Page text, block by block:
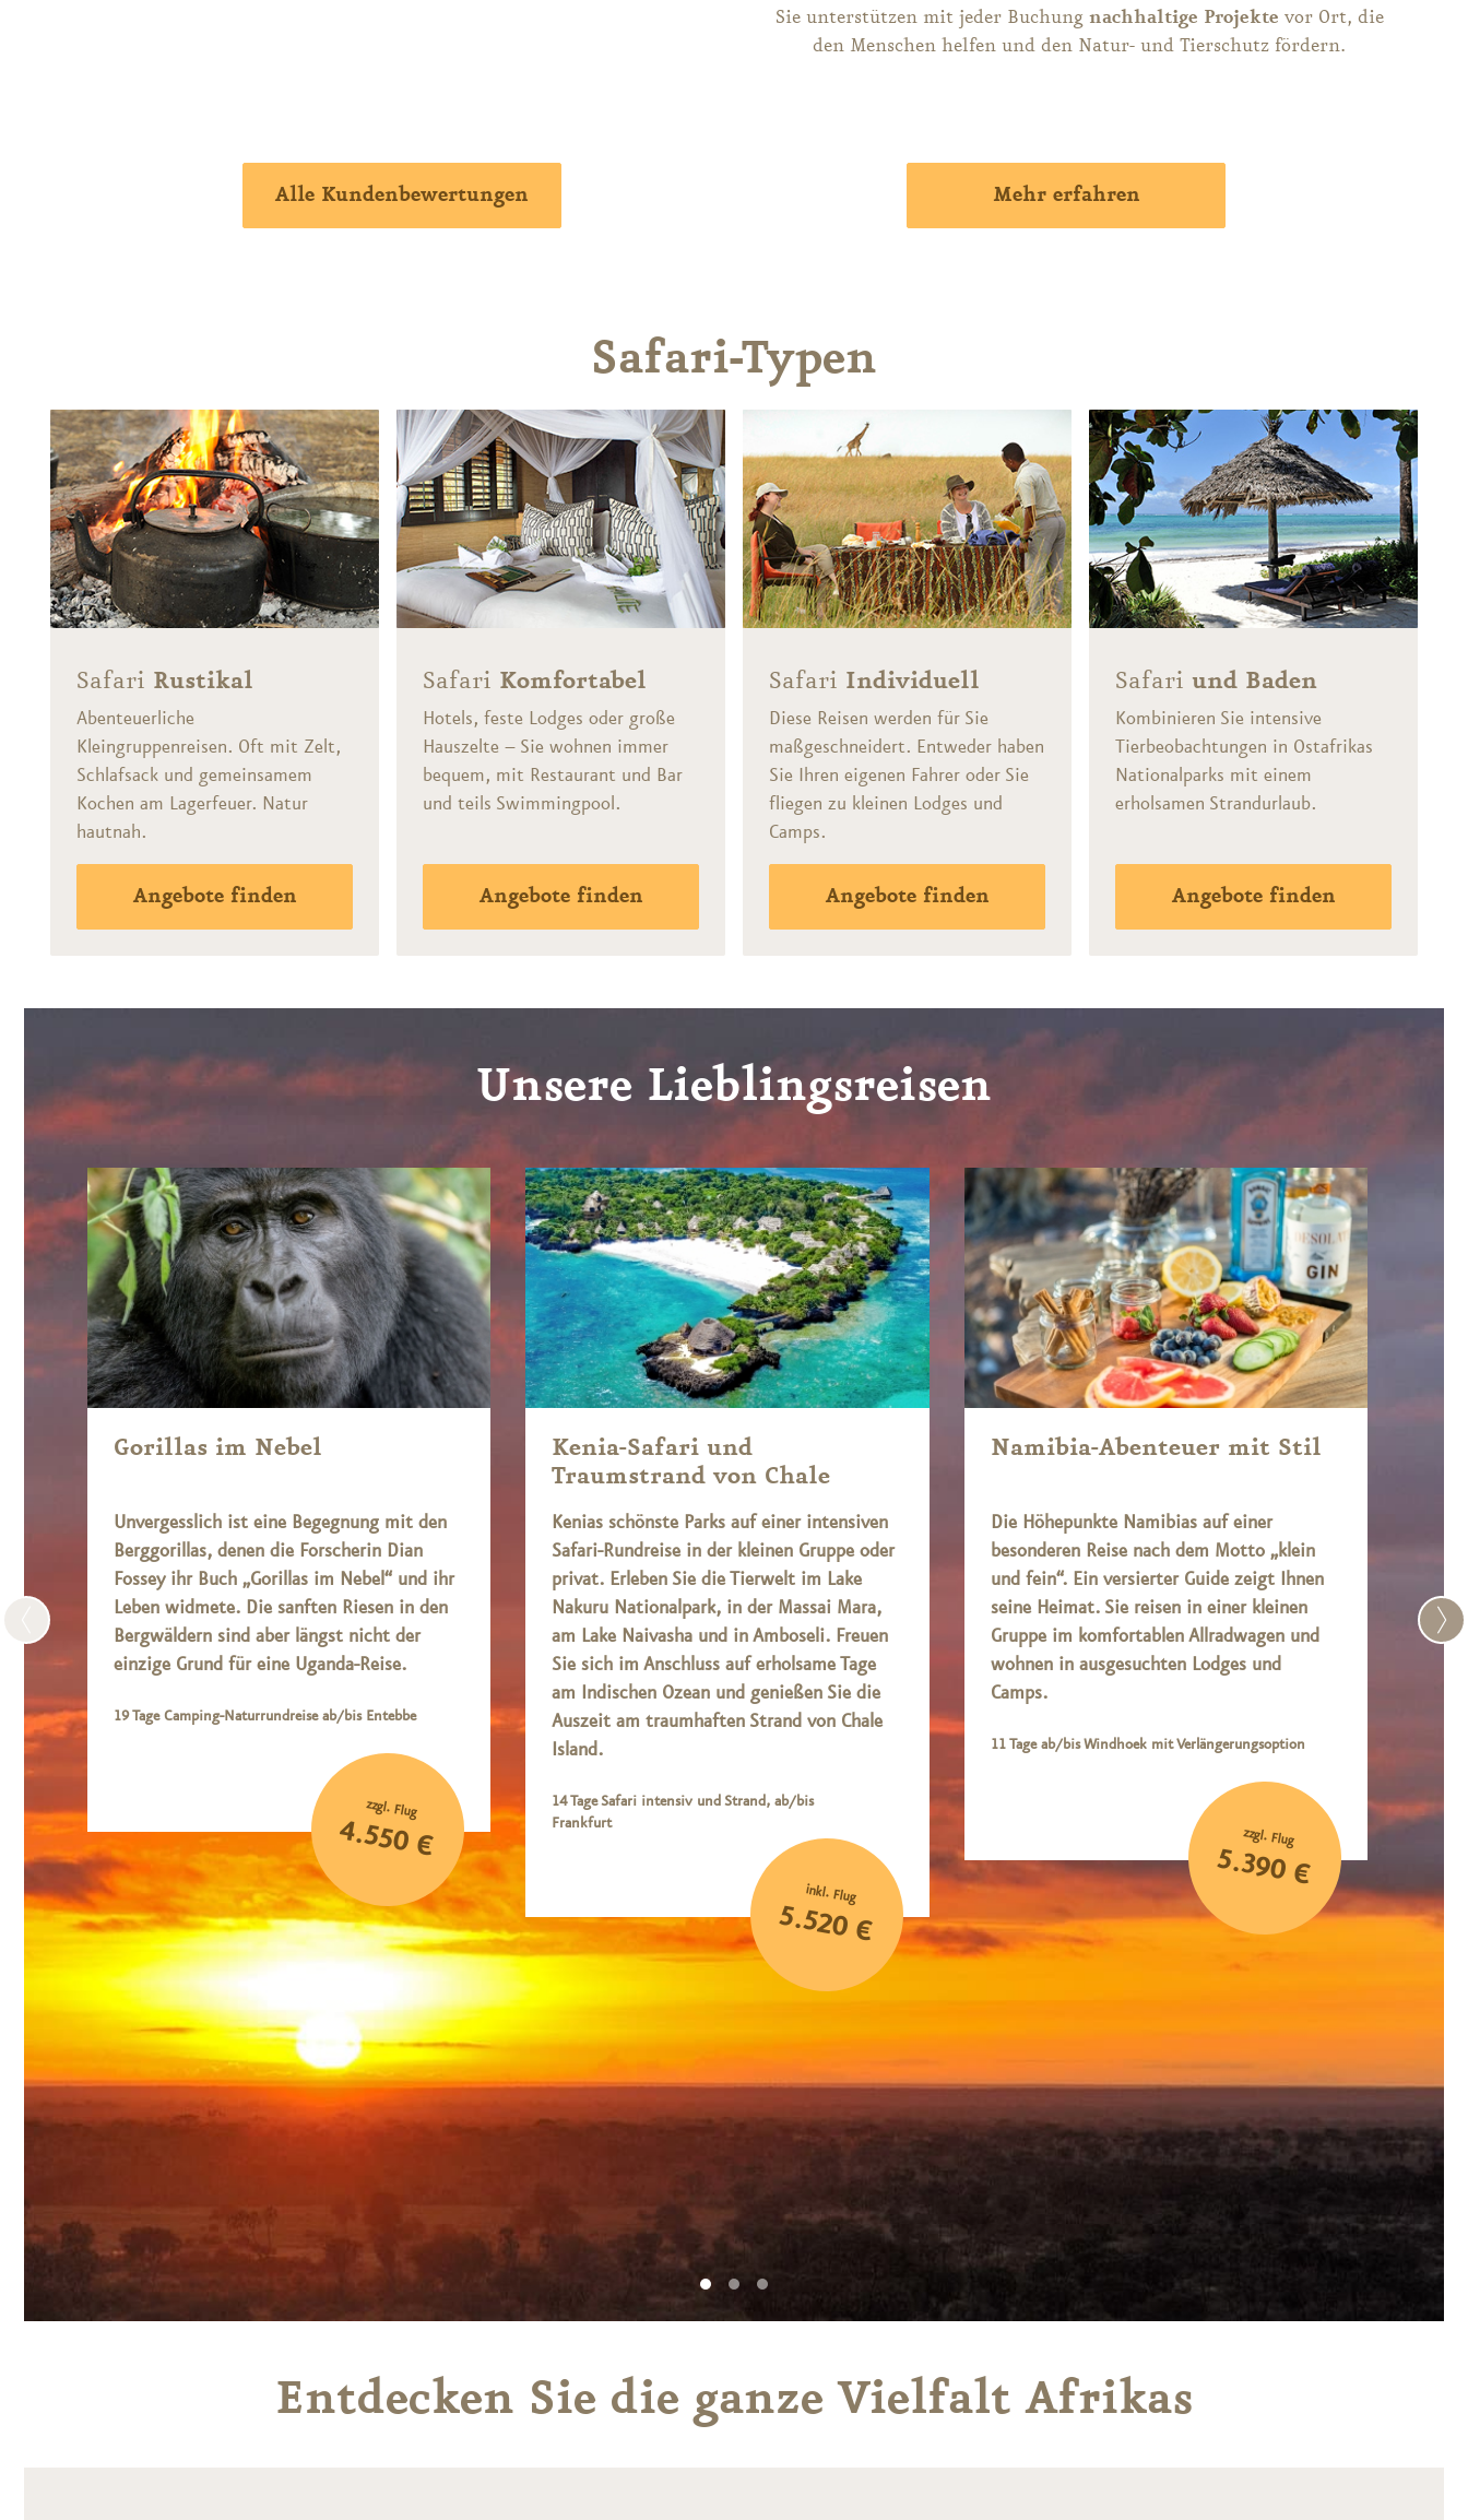
Sie unterstützen mit jeder Buchung nachhaltige Projekte vor Ort, die
den Menschen helfen und den Natur- und Tierschutz fördern.
Alle Kundenbewertungen Mehr erfahren
Safari-Typen
Safari Rustikal
Abenteuerliche
Kleingruppenreisen. Oft mit Zelt,
Schlafsack und gemeinsamem
Kochen am Lagerfeuer. Natur
hautnah.
Angebote finden
Safari Komfortabel
Hotels, feste Lodges oder große
Hauszelte – Sie wohnen immer
bequem, mit Restaurant und Bar
und teils Swimmingpool.
Angebote finden
Safari Individuell
Diese Reisen werden für Sie
maßgeschneidert. Entweder haben
Sie Ihren eigenen Fahrer oder Sie
fliegen zu kleinen Lodges und
Camps.
Angebote finden
Safari und Baden
Kombinieren Sie intensive
Tierbeobachtungen in Ostafrikas
Nationalparks mit einem
erholsamen Strandurlaub.
Angebote finden
Unsere Lieblingsreisen
Gorillas im Nebel
Unvergesslich ist eine Begegnung mit den
Berggorillas, denen die Forscherin Dian
Fossey ihr Buch „Gorillas im Nebel“ und ihr
Leben widmete. Die sanften Riesen in den
Bergwäldern sind aber längst nicht der
einzige Grund für eine Uganda-Reise.
19 Tage Camping-Naturrundreise ab/bis Entebbe
zzgl. Flug
4.550 €
Kenia-Safari und
Traumstrand von Chale
Kenias schönste Parks auf einer intensiven
Safari-Rundreise in der kleinen Gruppe oder
privat. Erleben Sie die Tierwelt im Lake
Nakuru Nationalpark, in der Massai Mara,
am Lake Naivasha und in Amboseli. Freuen
Sie sich im Anschluss auf erholsame Tage
am Indischen Ozean und genießen Sie die
Auszeit am traumhaften Strand von Chale
Island.
14 Tage Safari intensiv und Strand, ab/bis
Frankfurt
inkl. Flug
5.520 €
Namibia-Abenteuer mit Stil
Die Höhepunkte Namibias auf einer
besonderen Reise nach dem Motto „klein
und fein“. Ein versierter Guide zeigt Ihnen
seine Heimat. Sie reisen in einer kleinen
Gruppe im komfortablen Allradwagen und
wohnen in ausgesuchten Lodges und
Camps.
11 Tage ab/bis Windhoek mit Verlängerungsoption
zzgl. Flug
5.390 €
Entdecken Sie die ganze Vielfalt Afrikas